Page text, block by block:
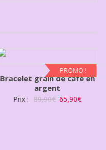
PROMO !
Bracelet grain de café en
argent
Prix : 89,90€ 65,90€